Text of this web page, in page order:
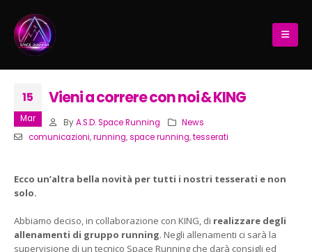
15
Mar
Vieni a correre con noi & KING
By A.S.D. Space Running
News
comunicazioni,running,space running,tesserati
Ecco un’altra bella novità per tutti i nostri tesserati e non
solo.
Abbiamo deciso, in collaborazione con KING, di realizzare degli
allenamenti di gruppo running. Negli allenamenti ci sarà la
supervisione di un tecnico Space Running che darà consigli ed